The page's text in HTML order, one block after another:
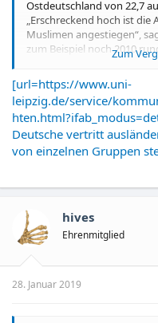
Gruppen auf- oder
wir dringend wissen
argumentieren, sonst ist
erleben.
Ostdeutschland von 22,7
„Erschreckend hoch ist
Muslimen angestiegen“,
zum Beispiel noch 2010
vielen Muslime als Fremde
wie West 55 Prozent.
Zum
[url=https://www.uni-
leipzig.de/service/
Deutsche vertritt
von einzelnen Gruppen
hives
Ehrenmitglied
28. Januar 2019